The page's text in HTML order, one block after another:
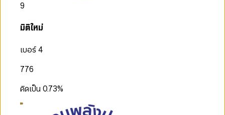
9
มิติใหม่
เบอร์ 4
776
คิดเป็น0.73%